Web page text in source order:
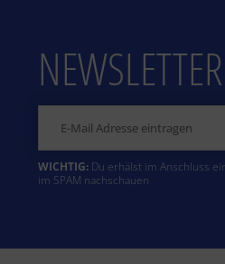
NEWSLETTER
WICHTIG: Du erhälst im Anschluss
im SPAM nachschauen